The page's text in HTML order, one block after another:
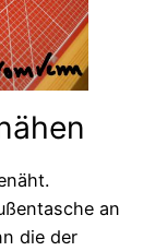
an
die der